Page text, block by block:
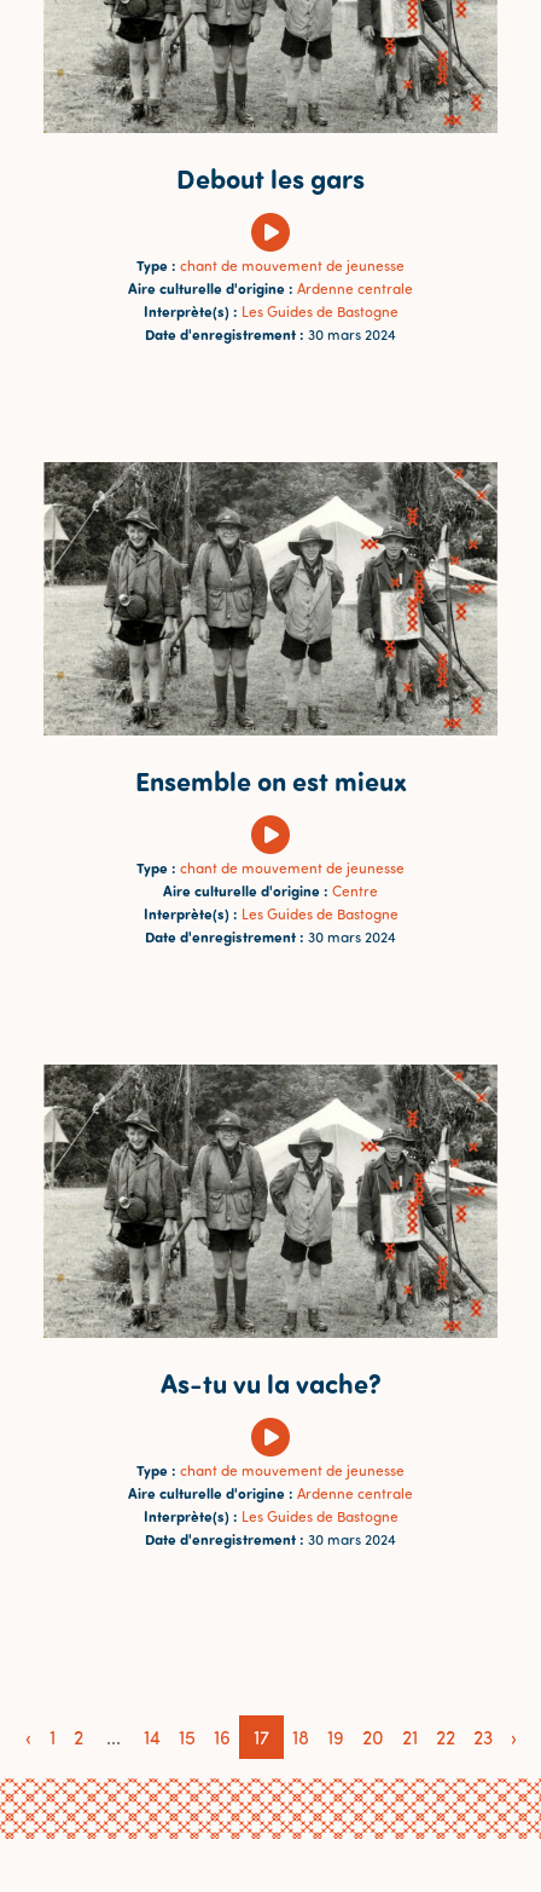
Debout les gars
Type : chant de mouvement de jeunesse
Aire culturelle d'origine : Ardenne centrale
Interprète(s) : Les Guides de Bastogne
Date d'enregistrement : 30 mars 2024
Ensemble on est mieux
Type : chant de mouvement de jeunesse
Aire culturelle d'origine : Centre
Interprète(s) : Les Guides de Bastogne
Date d'enregistrement : 30 mars 2024
As-tu vu la vache?
Type : chant de mouvement de jeunesse
Aire culturelle d'origine : Ardenne centrale
Interprète(s) : Les Guides de Bastogne
Date d'enregistrement : 30 mars 2024
‹ 1 2 ... 14 15 16 17 18 19 20 21 22 23 ›